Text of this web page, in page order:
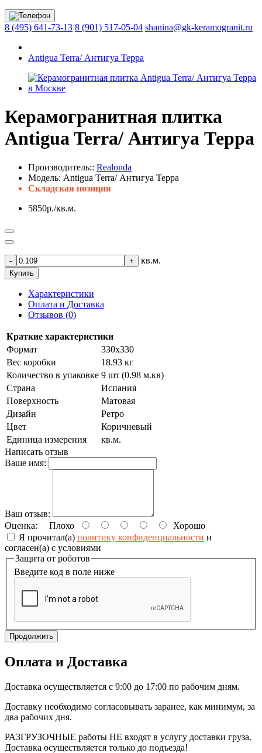
8 (495) 641-73-13 8 (901) 517-05-04 shanina@gk-keramogranit.ru
Antigua Terra/ Антигуа Терра
Керамогранитная плитка
Antigua Terra/ Антигуа Терра
Производитель:: Realonda
Модель: Antigua Terra/ Антигуа Терра
Складская позиция
5850р./кв.м.
- + кв.м.
Купить
Характеристики
Оплата и Доставка
Отзывов (0)
Краткие характеристики
Формат
330х330
Вес коробки
18.93 кг
Количество в упаковке 9 шт (0.98 м.кв)
Страна
Испания
Поверхность
Матовая
Дизайн
Ретро
Цвет
Коричневый
Единица измерения
кв.м.
Написать отзыв
Ваше имя:
Ваш отзыв:
Оценка: Плохо
Хорошо
Я прочитал(а) политику конфиденциальности и
согласен(а) с условиями
Защита от роботов
Введите код в поле ниже
Продолжить
Оплата и Доставка
Доставка осуществляется с 9:00 до 17:00 по рабочим дням.
Доставку необходимо согласовывать заранее, как минимум, за
два рабочих дня.
РАЗГРУЗОЧНЫЕ работы НЕ входят в услугу доставки груза.
Доставка осуществляется только до подъезда!